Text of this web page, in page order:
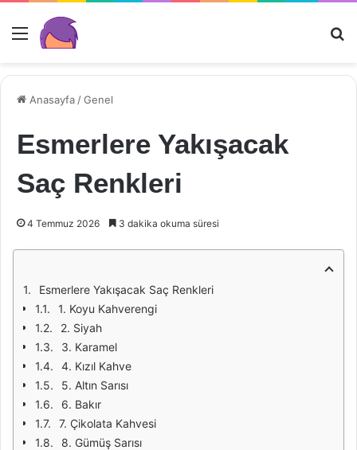
Menü
Anasayfa /Genel
Esmerlere Yakışacak
Saç Renkleri
4 Temmuz 2026 3 dakika okuma süresi
Esmerlere Yakışacak Saç Renkleri
1. Koyu Kahverengi
2. Siyah
3. Karamel
4. Kızıl Kahve
5. Altın Sarısı
6. Bakır
7. Çikolata Kahvesi
8. Gümüş Sarısı